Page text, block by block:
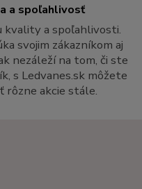
a spoľahlivosť
kvality a spoľahlivosti.
svojim zákazníkom aj
nezáleží na tom, či ste
s Ledvanes.sk môžete
rôzne akcie stále.